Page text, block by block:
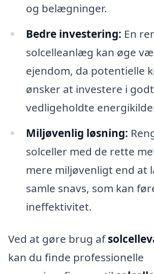
og belægninger.
Bedre investering: En
solcelleanlæg kan øge
ejendom, da potentielle
ønsker at investere i godt
vedligeholdte
Miljøvenlig løsning:
solceller med de rette
mere miljøvenligt end at
samle snavs, som kan
ineffektivitet.
Ved at gøre brug af
kan du finde professionelle